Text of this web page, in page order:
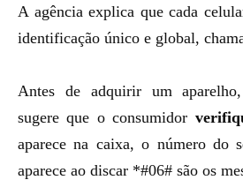
A agência explica que cada
identificação único e global,
Antes de adquirir um
sugere que o consumidor
aparece na caixa, o número do
aparece ao discar *#06# são os